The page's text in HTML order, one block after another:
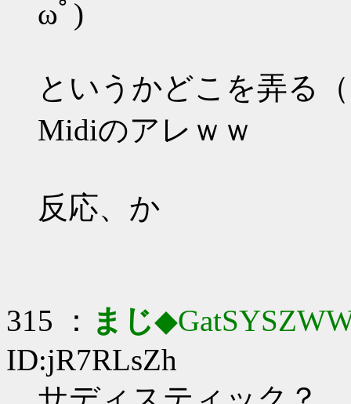
ωﾟ)
というかどこを弄る
Midiのアレｗｗ
反応、か
315 ： まじ
ID:jR7RLsZh